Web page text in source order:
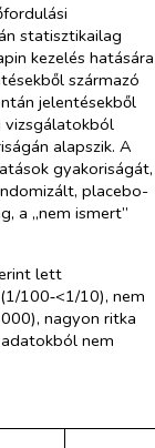
statisztikailag
kezelés hatására
származó
jelentésekből
vizsgálatokból
alapszik. A
gyakoriságát,
placebo-
a „nem ismert”
lett
100‑<1/10), nem
nagyon ritka
nem